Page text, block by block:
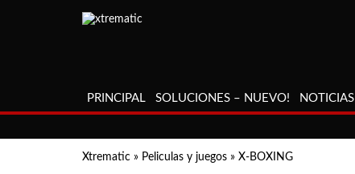
PRINCIPAL SOLUCIONES – NUEVO! NOTICIAS
Xtrematic » Peliculas y juegos » X-BOXING